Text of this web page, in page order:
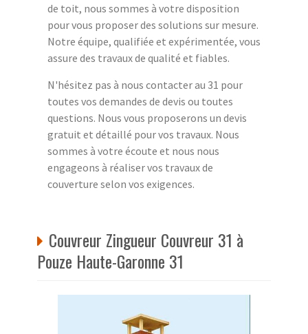
de toit, nous sommes à votre disposition
pour vous proposer des solutions sur mesure.
Notre équipe, qualifiée et expérimentée, vous
assure des travaux de qualité et fiables.
N'hésitez pas à nous contacter au 31 pour
toutes vos demandes de devis ou toutes
questions. Nous vous proposerons un devis
gratuit et détaillé pour vos travaux. Nous
sommes à votre écoute et nous nous
engageons à réaliser vos travaux de
couverture selon vos exigences.
Couvreur Zingueur Couvreur 31 à
Pouze Haute-Garonne 31